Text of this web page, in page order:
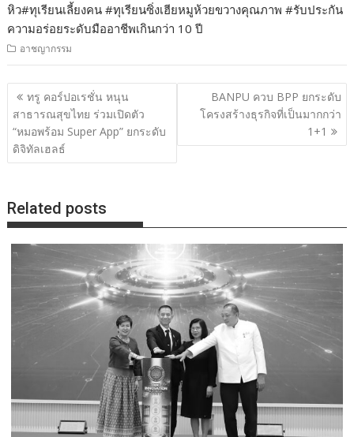
หิว#ทุเรียนเลี้ยงคน #ทุเรียนซิ่งเฮียหมูห้วยขวางคุณภาพ #รับประกัน
ความอร่อยระดับมืออาชีพเกินกว่า 10 ปี
อาชญากรรม
แนะแนว
เรื่อง
ทรู คอร์ปอเรชั่น หนุน
สาธารณสุขไทย ร่วมเปิดตัว
“หมอพร้อม Super App” ยกระดับ
ดิจิทัลเฮลธ์
BANPU ควบ BPP ยกระดับ
โครงสร้างธุรกิจที่เป็นมากกว่า
1+1
Related posts